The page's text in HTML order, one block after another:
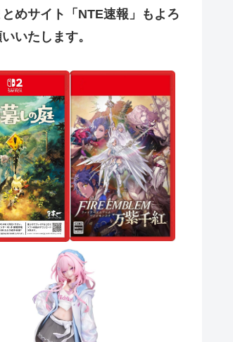
めサイト「NTE速報」もよろ
いたします。